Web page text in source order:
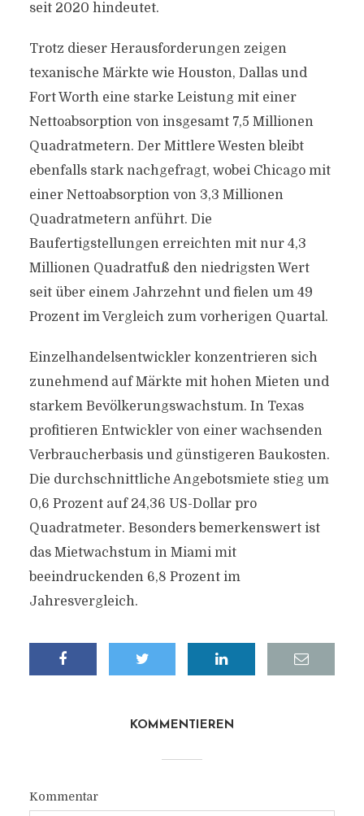
seit 2020 hindeutet.
Trotz dieser Herausforderungen zeigen
texanische Märkte wie Houston, Dallas und
Fort Worth eine starke Leistung mit einer
Nettoabsorption von insgesamt 7,5 Millionen
Quadratmetern. Der Mittlere Westen bleibt
ebenfalls stark nachgefragt, wobei Chicago mit
einer Nettoabsorption von 3,3 Millionen
Quadratmetern anführt. Die
Baufertigstellungen erreichten mit nur 4,3
Millionen Quadratfuß den niedrigsten Wert
seit über einem Jahrzehnt und fielen um 49
Prozent im Vergleich zum vorherigen Quartal.
Einzelhandelsentwickler konzentrieren sich
zunehmend auf Märkte mit hohen Mieten und
starkem Bevölkerungswachstum. In Texas
profitieren Entwickler von einer wachsenden
Verbraucherbasis und günstigeren Baukosten.
Die durchschnittliche Angebotsmiete stieg um
0,6 Prozent auf 24,36 US-Dollar pro
Quadratmeter. Besonders bemerkenswert ist
das Mietwachstum in Miami mit
beeindruckenden 6,8 Prozent im
Jahresvergleich.
KOMMENTIEREN
Kommentar